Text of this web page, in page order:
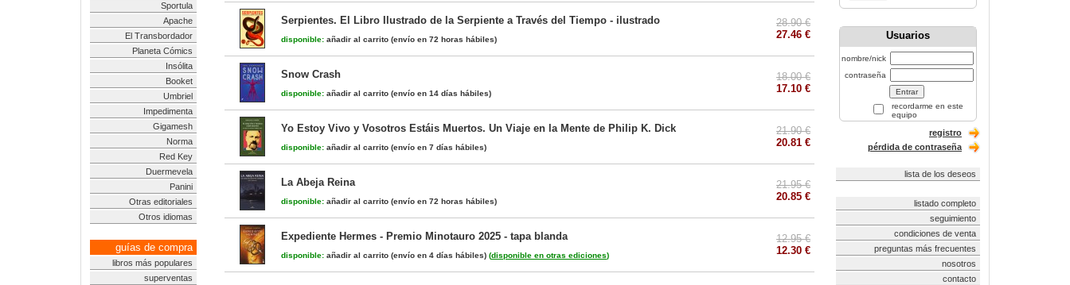
Sportula
Apache
El Transbordador
Planeta Cómics
Insólita
Booket
Umbriel
Impedimenta
Gigamesh
Norma
Red Key
Duermevela
Panini
Otras editoriales
Otros idiomas
guías de compra
libros más populares
superventas
Serpientes. El Libro Ilustrado de la Serpiente a Través del Tiempo - ilustrado
disponible: añadir al carrito (envío en 72 horas hábiles)
28.90 €
27.46 €
Snow Crash
disponible: añadir al carrito (envío en 14 días hábiles)
18.00 €
17.10 €
Yo Estoy Vivo y Vosotros Estáis Muertos. Un Viaje en la Mente de Philip K. Dick
disponible: añadir al carrito (envío en 7 días hábiles)
21.90 €
20.81 €
La Abeja Reina
disponible: añadir al carrito (envío en 72 horas hábiles)
21.95 €
20.85 €
Expediente Hermes - Premio Minotauro 2025 - tapa blanda
disponible: añadir al carrito (envío en 4 días hábiles) (disponible en otras ediciones)
12.95 €
12.30 €
Usuarios
nombre/nick
contraseña
recordarme en este
equipo
registro
pérdida de contraseña
lista de los deseos
listado completo
seguimiento
condiciones de venta
preguntas más frecuentes
nosotros
contacto